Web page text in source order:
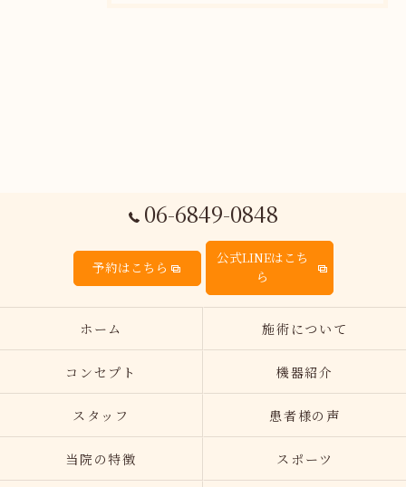
06-6849-0848
予約はこちら
公式LINEはこち
ら
ホーム 施術について
コンセプト 機器紹介
スタッフ 患者様の声
当院の特徴 スポーツ